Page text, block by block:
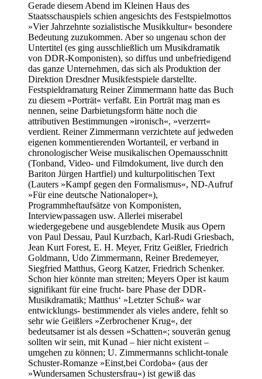
Gerade diesem Abend im Kleinen Haus des
Staatsschauspiels schien angesichts des Festspielmottos
»Vier Jahrzehnte sozialistische Musikkultur« besondere
Bedeutung zuzukommen. Aber so ungenau schon der
Untertitel (es ging ausschließlich um Musikdramatik
von DDR-Komponisten), so diffus und unbefriedigend
das ganze Unternehmen, das sich als Produktion der
Direktion Dresdner Musikfestspiele darstellte.
Festspieldramaturg Reiner Zimmermann hatte das Buch
zu diesem »Porträt« verfaßt. Ein Porträt mag man es
nennen, seine Darbietungsform hätte noch die
attributiven Bestimmungen »ironisch«, »verzerrt«
verdient. Reiner Zimmermann verzichtete auf jedweden
eigenen kommentierenden Wortanteil, er verband in
chronologischer Weise musikalischen Opemausschnitt
(Tonband, Video- und Filmdokument, live durch den
Bariton Jürgen Hartfiel) und kulturpolitischen Text
(Lauters »Kampf gegen den Formalismus«, ND-Aufruf
»Für eine deutsche Nationaloper«),
Programmheftaufsätze von Komponisten,
Interviewpassagen usw. Allerlei miserabel
wiedergegebene und ausgeblendete Musik aus Opern
von Paul Dessau, Paul Kurzbach, Karl-Rudi Griesbach,
Jean Kurt Forest, E. H. Meyer, Fritz Geißler, Friedrich
Goldmann, Udo Zimmermann, Reiner Bredemeyer,
Siegfried Matthus, Georg Katzer, Friedrich Schenker.
Schon hier könnte man streiten; Meyers Oper ist kaum
signifikant für eine frucht- bare Phase der DDR-
Musikdramatik; Matthus‘ »Letzter Schuß« war
entwicklungs- bestimmender als vieles andere, fehlt so
sehr wie Geißlers »Zerbrochener Krug«, der
bedeutsamer ist als dessen »Schatten«; souverän genug
sollten wir sein, mit Kunad – hier nicht existent –
umgehen zu können; U. Zimmermanns schlicht-tonale
Schuster-Romanze »Einst,bei Cordoba« (aus der
»Wundersamen Schustersfrau«) ist gewiß das